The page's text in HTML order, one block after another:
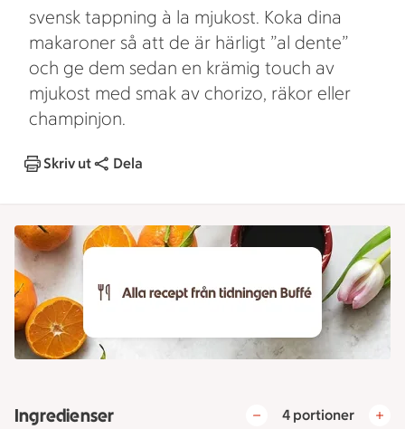
svensk tappning à la mjukost. Koka dina
makaroner så att de är härligt ”al dente”
och ge dem sedan en krämig touch av
mjukost med smak av chorizo, räkor eller
champinjon.
Skriv ut Dela
Ingredienser 4 portioner